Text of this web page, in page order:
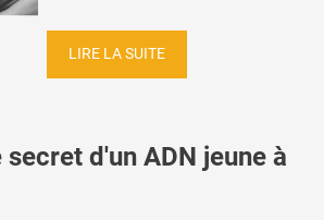
LIRE LA SUITE
secret d'un ADN jeune à